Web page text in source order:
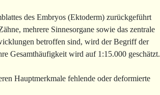
des Embryos (Ektoderm) zurückgeführt
mehrere Sinnesorgane sowie das zentrale
betroffen sind, wird der Begriff der
Gesamthäufigkeit wird auf 1:15.000 geschätzt.
Hauptmerkmale fehlende oder deformierte